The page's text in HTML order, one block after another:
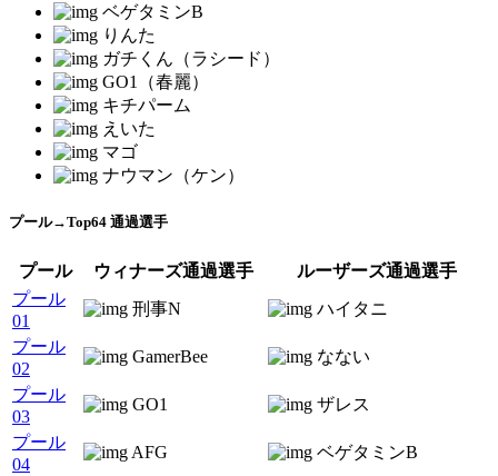
ベゲタミンB
りんた
ガチくん（ラシード）
GO1（春麗）
キチパーム
えいた
マゴ
ナウマン（ケン）
プール→Top64 通過選手
プール ウィナーズ通過選手
ルーザーズ通過選手
プール
01
刑事N
ハイタニ
プール
02
GamerBee
なない
プール
03
GO1
ザレス
プール
04
AFG
ベゲタミンB